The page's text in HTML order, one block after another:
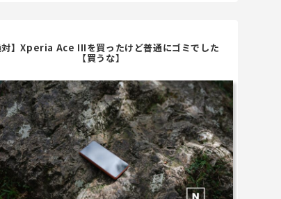
対】Xperia Ace IIIを買ったけど普通にゴミでした
【買うな】